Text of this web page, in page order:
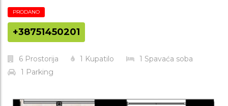
PRODANO
+38751450201
6 Prostorija 1 Kupatilo 1 Spavaća soba
1 Parking